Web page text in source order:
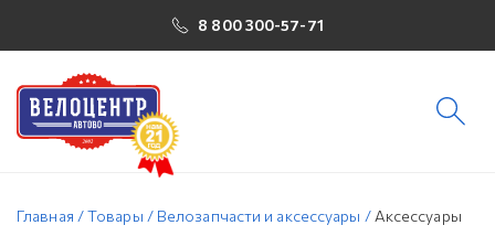
8 800 300-57-71
Главная /Товары / Велозапчасти и аксессуары / Аксессуары